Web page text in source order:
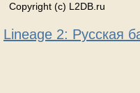
Copyright (c) L2DB.ru
Lineage 2: Русская